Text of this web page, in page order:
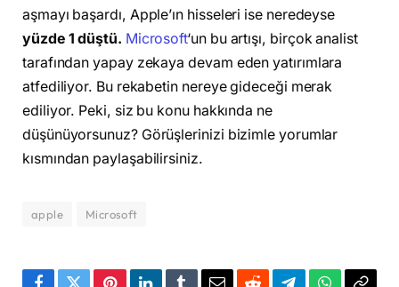
aşmayı başardı, Apple’ın hisseleri ise neredeyse
yüzde 1 düştü. Microsoft‘un bu artışı, birçok analist
tarafından yapay zekaya devam eden yatırımlara
atfediliyor. Bu rekabetin nereye gideceği merak
ediliyor. Peki, siz bu konu hakkında ne
düşünüyorsunuz? Görüşlerinizi bizimle yorumlar
kısmından paylaşabilirsiniz.
apple Microsoft